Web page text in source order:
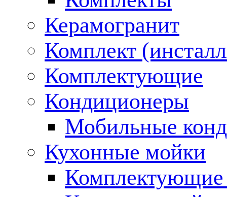
Керамогранит
Комплект
Комплектующие
Кондиционеры
Мобильные
Кухонные мойки
Комплектующие